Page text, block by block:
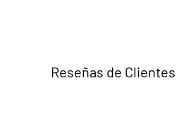
Reseñas de Clientes